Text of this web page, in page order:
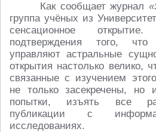
Как сообщает журнал
группа учёных из
сенсационное
подтверждения того,
управляют астральные
открытия настолько велико,
связанные с изучением
не только засекречены, но
попытки, изъять все
публикации с
исследованиях.